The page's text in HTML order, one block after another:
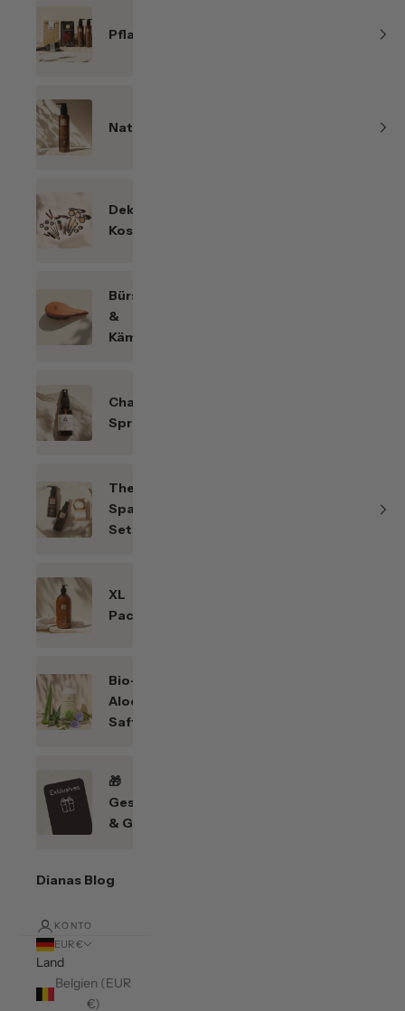
Pflanzenhaarfarben
Naturkosmetik
Dekorative
Kosmetik
Bürsten
&
Kämme
Chakren-
Sprays
Themen-
Spar-
Sets
XL
Packungen
Bio-
Aloe
Saft
🎁
Geschenkefinder
& Gutscheine
Dianas Blog
KONTO
EUR €
Land
Belgien (EUR
€)